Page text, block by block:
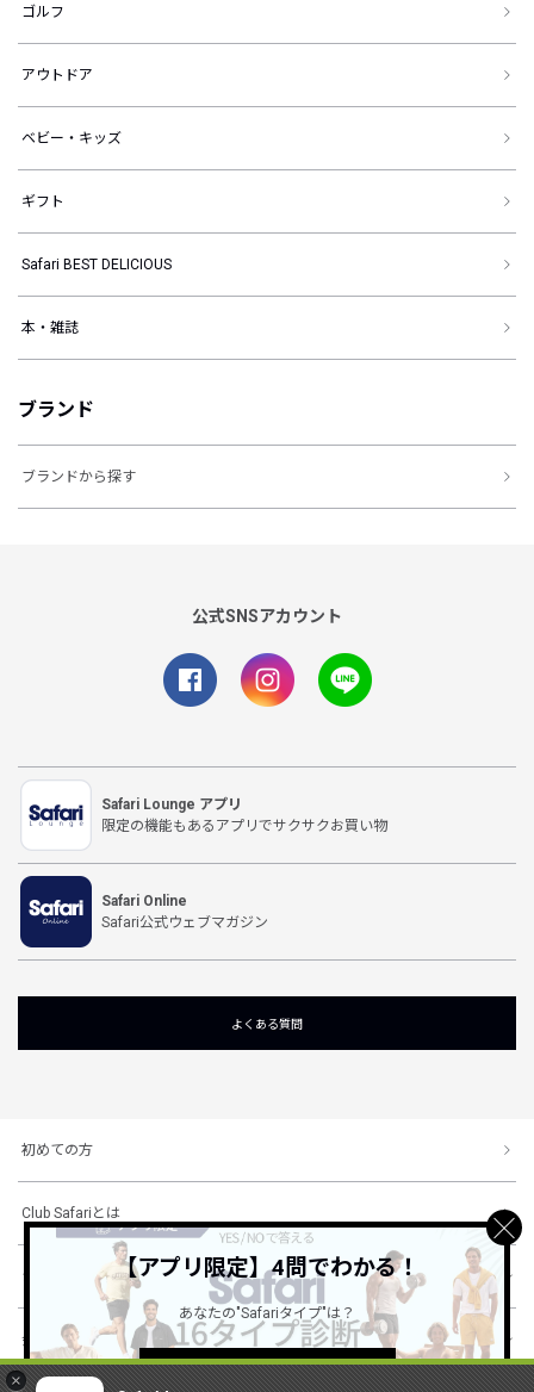
×
ゴルフ
アウトドア
ベビー・キッズ
ギフト
Safari BEST DELICIOUS
本・雑誌
ブランド
ブランドから探す
公式SNSアカウント
Safari Lounge アプリ
限定の機能もあるアプリでサクサクお買い物
Safari Online
Safari公式ウェブマガジン
よくある質問
初めての方
Club Safariとは
ショッピングガイド
会社概要・規約
【アプリ限定】4問でわかる！
あなたの"Safariタイプ"は？
詳しくはこちら ＞